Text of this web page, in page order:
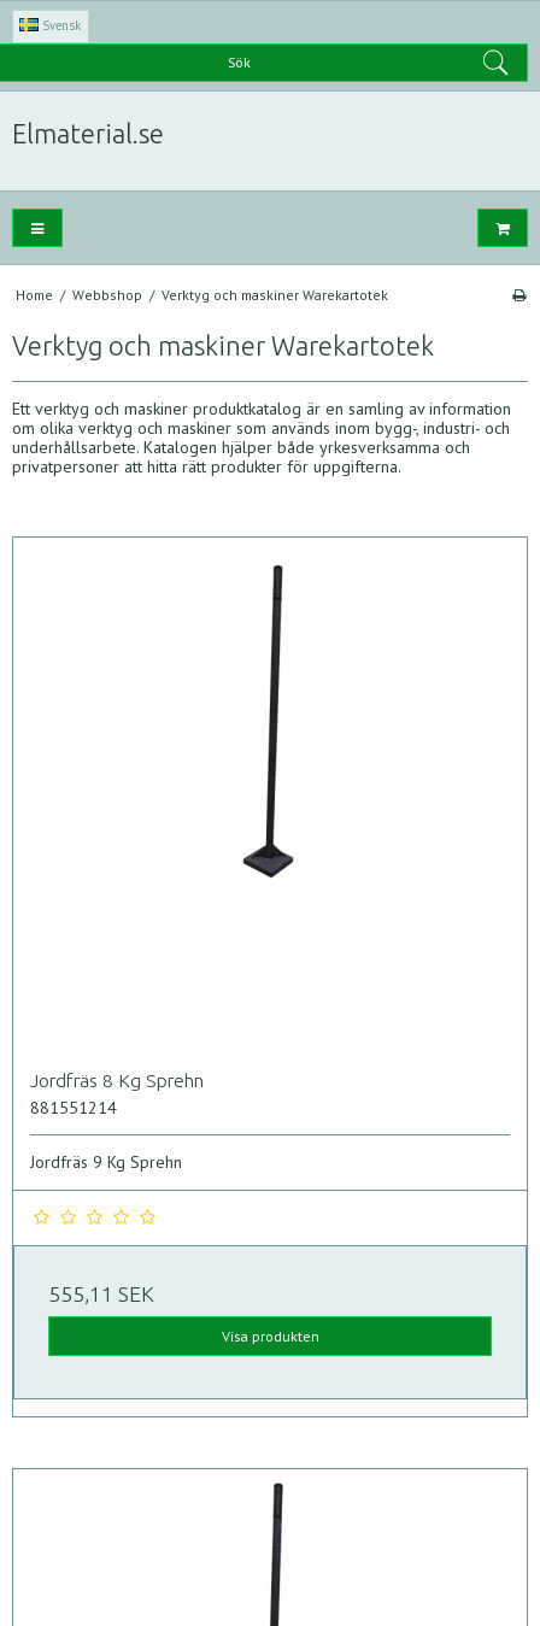
Svensk
Sök
Elmaterial.se
Home / Webbshop / Verktyg och maskiner Warekartotek
Verktyg och maskiner Warekartotek
Ett verktyg och maskiner produktkatalog är en samling av information
om olika verktyg och maskiner som används inom bygg-, industri- och
underhållsarbete. Katalogen hjälper både yrkesverksamma och
privatpersoner att hitta rätt produkter för uppgifterna.
Jordfräs 8 Kg Sprehn
881551214
Jordfräs 9 Kg Sprehn
555,11 SEK
Visa produkten